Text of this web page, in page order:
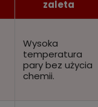
zaleta
Wysoka
temperatura
pary bez użycia
chemii.